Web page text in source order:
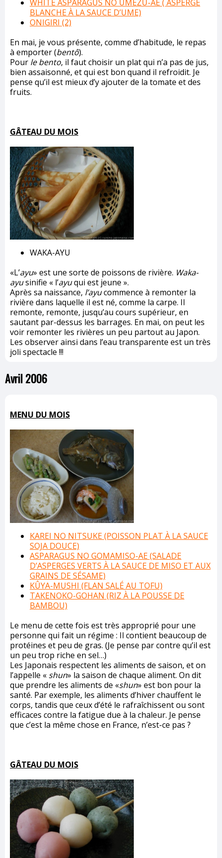
WHITE ASPARAGUS NO UMEZU-AE ( ASPERGE
BLANCHE À LA SAUCE D’UME)
ONIGIRI (2)
En mai, je vous présente, comme d’habitude, le repas
à emporter (bentô).
Pour le bento, il faut choisir un plat qui n’a pas de jus,
bien assaisonné, et qui est bon quand il refroidit. Je
pense qu’il est mieux d’y ajouter de la tomate et des
fruits.
GÂTEAU DU MOIS
WAKA-AYU
«L’ayu» est une sorte de poissons de rivière. Waka-
ayusinifie « l’ayuqui est jeune ».
Après sa naissance, l’ayucommence à remonter la
rivière dans laquelle il est né, comme la carpe. Il
remonte, remonte, jusqu’au cours supérieur, en
sautant par-dessus les barrages. En mai, on peut les
voir remonter les rivières un peu partout au Japon.
Les observer ainsi dans l’eau transparente est un très
joli spectacle !!!
Avril 2006
MENU DU MOIS
KAREI NO NITSUKE (POISSON PLAT À LA SAUCE
SOJA DOUCE)
ASPARAGUS NO GOMAMISO-AE (SALADE
D’ASPERGES VERTS À LA SAUCE DE MISO ET AUX
GRAINS DE SÉSAME)
KÛYA-MUSHI (FLAN SALÉ AU TOFU)
TAKENOKO-GOHAN (RIZ À LA POUSSE DE
BAMBOU)
Le menu de cette fois est très approprié pour une
personne qui fait un régime : Il contient beaucoup de
protéines et peu de gras. (Je pense par contre qu’il est
un peu trop riche en sel…)
Les Japonais respectent les aliments de saison, et on
l’appelle « shun» la saison de chaque aliment. On dit
que prendre les aliments de «shun» est bon pour la
santé. Par exemple, les aliments d’hiver chauffent le
corps, tandis que ceux d’été le rafraîchissent ou sont
efficaces contre la fatigue due à la chaleur. Je pense
que c’est la même chose en France, n’est-ce pas ?
GÂTEAU DU MOIS